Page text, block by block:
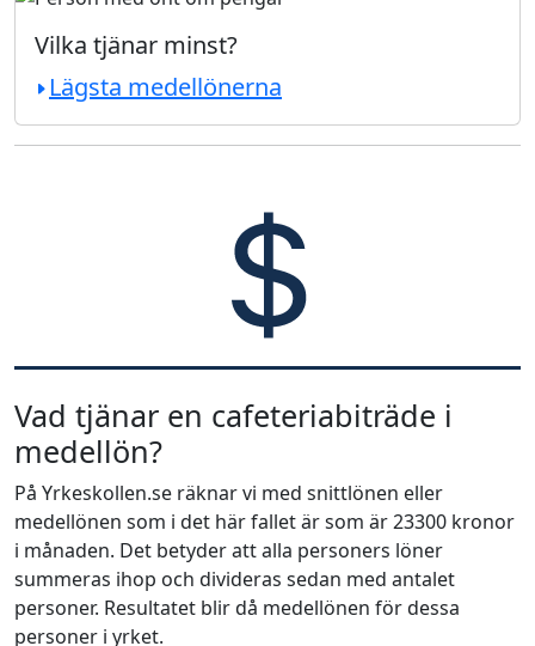
Vilka tjänar minst?
Lägsta medellönerna
Vad tjänar en cafeteriabiträde i
medellön?
På Yrkeskollen.se räknar vi med snittlönen eller
medellönen som i det här fallet är som är 23300 kronor
i månaden. Det betyder att alla personers löner
summeras ihop och divideras sedan med antalet
personer. Resultatet blir då medellönen för dessa
personer i yrket.